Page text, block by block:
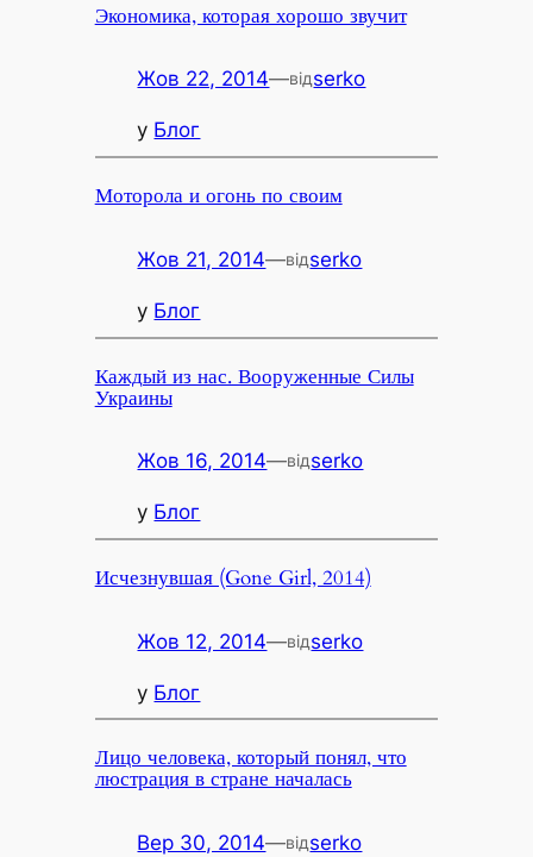
Экономика, которая хорошо звучит
Жов 22, 2014—відserko
у Блог
Моторола и огонь по своим
Жов 21, 2014—відserko
у Блог
Каждый из нас. Вооруженные Силы
Украины
Жов 16, 2014—відserko
у Блог
Исчезнувшая (Gone Girl, 2014)
Жов 12, 2014—відserko
у Блог
Лицо человека, который понял, что
люстрация в стране началась
Вер 30, 2014—відserko